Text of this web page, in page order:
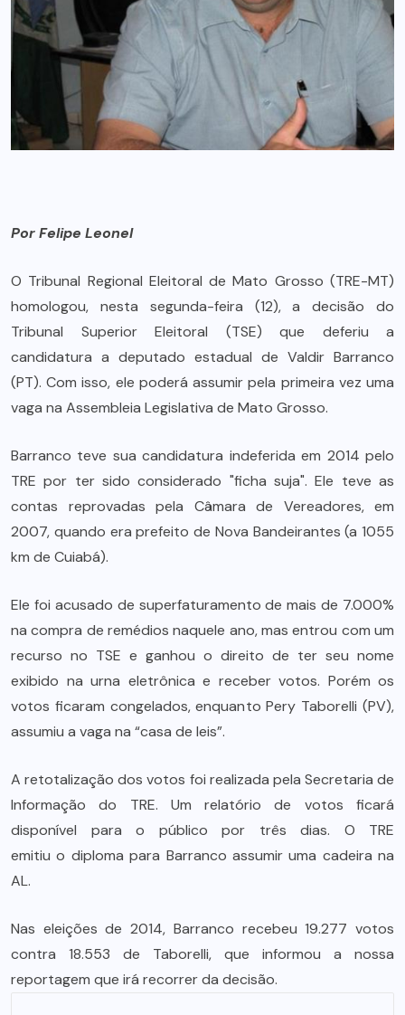
Por Felipe Leonel
O Tribunal Regional Eleitoral de Mato Grosso (TRE-MT)
homologou, nesta segunda-feira (12), a decisão do
Tribunal Superior Eleitoral (TSE) que deferiu a
candidatura a deputado estadual de Valdir Barranco
(PT). Com isso, ele poderá assumir pela primeira vez uma
vaga na Assembleia Legislativa de Mato Grosso.
Barranco teve sua candidatura indeferida em 2014 pelo
TRE por ter sido considerado "ficha suja". Ele teve as
contas reprovadas pela Câmara de Vereadores, em
2007, quando era prefeito de Nova Bandeirantes (a 1055
km de Cuiabá).
Ele foi acusado de superfaturamento de mais de 7.000%
na compra de remédios naquele ano, mas entrou com um
recurso no TSE e ganhou o direito de ter seu nome
exibido na urna eletrônica e receber votos. Porém os
votos ficaram congelados, enquanto Pery Taborelli (PV),
assumiu a vaga na “casa de leis”.
A retotalização dos votos foi realizada pela Secretaria de
Informação do TRE. Um relatório de votos ficará
disponível para o público por três dias. O TRE
emitiu o diploma para Barranco assumir uma cadeira na
AL.
Nas eleições de 2014, Barranco recebeu 19.277 votos
contra 18.553 de Taborelli, que informou a nossa
reportagem que irá recorrer da decisão.